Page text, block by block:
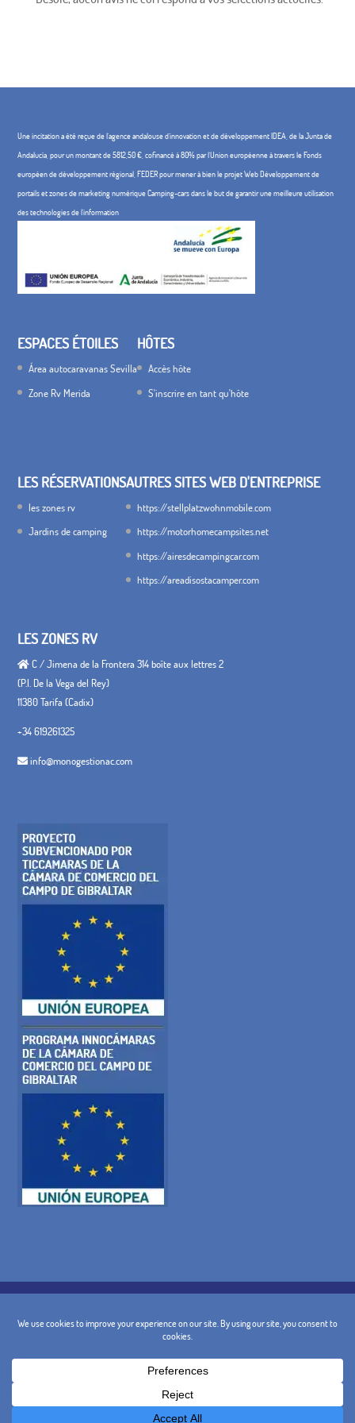
Une incitation a été reçue de l'agence andalouse d'innovation et de développement IDEA, de la Junta de
Andalucía, pour un montant de 5812,50 €, cofinancé à 80% par l'Union européenne à travers le Fonds
européen de développement régional, FEDER pour mener à bien le projet Web Développement de
portails et zones de marketing numérique Camping-cars dans le but de garantir une meilleure utilisation
des technologies de l'information
ESPACES ÉTOILES
Área autocaravanas Sevilla
Zone Rv Merida
HÔTES
Accès hôte
S'inscrire en tant qu'hôte
LES RÉSERVATIONS
les zones rv
Jardins de camping
AUTRES SITES WEB D'ENTREPRISE
https://stellplatzwohnmobile.com
https://motorhomecampsites.net
https://airesdecampingcar.com
https://areadisostacamper.com
LES ZONES RV
C / Jimena de la Frontera 314 boîte aux lettres 2
(P.I. De la Vega del Rey)
11380 Tarifa (Cadix)
+34 619261325
info@monogestionac.com
AVIS JURIDIQUE
TERMES ET CONDITIONS GÉNÉRALES
POLITIQUE D'ANNULATION
@ 2024 - Conception et Marketing :